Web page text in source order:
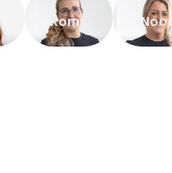
Romy Noor